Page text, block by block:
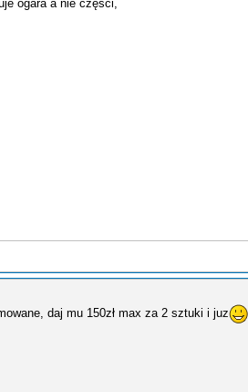
ogara a nie części,
daj mu 150zł max za 2 sztuki i juz